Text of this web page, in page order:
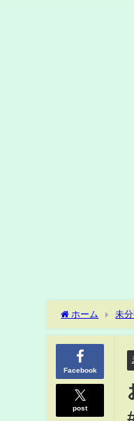
ホーム 未
Facebook
post